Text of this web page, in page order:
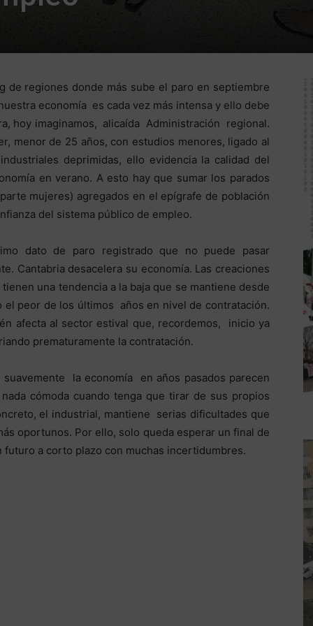
de regiones donde más sube el paro en septiembre
economía es cada vez más intensa y ello debe
hoy imaginamos, alicaída Administración regional.
menor de 25 años, con estudios menores, ligado al
deprimidas, ello evidencia la calidad del
en verano. A esto hay que sumar los parados
mujeres) agregados en el epígrafe de población
del sistema público de empleo.
dato de paro registrado que no puede pasar
Cantabria desacelera su economía. Las creaciones
una tendencia a la baja que se mantiene desde
el peor de los últimos años en nivel de contratación.
afecta al sector estival que, recordemos, inicio ya
prematuramente la contratación.
la economía en años pasados parecen
cómoda cuando tenga que tirar de sus propios
el industrial, mantiene serias dificultades que
oportunos. Por ello, solo queda esperar un final de
a corto plazo con muchas incertidumbres.